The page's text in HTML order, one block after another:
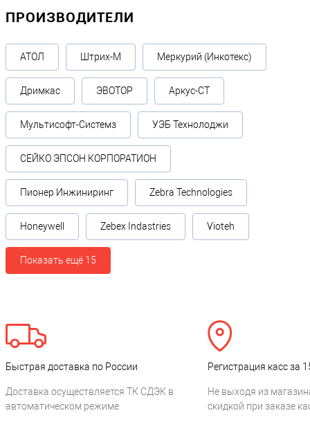
ПРОИЗВОДИТЕЛИ
АТОЛ Штрих-М Меркурий (Инкотекс)
Дримкас ЭВОТОР Аркус-СТ
Мультисофт-Системз УЭБ Технолоджи
СЕЙКО ЭПСОН КОРПОРАТИОН
Пионер Инжиниринг Zebra Technologies
Honeywell Zebex Indastries Vioteh
Показать ещё 15
Быстрая доставка по России
Доставка осуществляется ТК СДЭК в
автоматическом режиме
Регистрация касс за
Не выходя из
скидкой при заказе